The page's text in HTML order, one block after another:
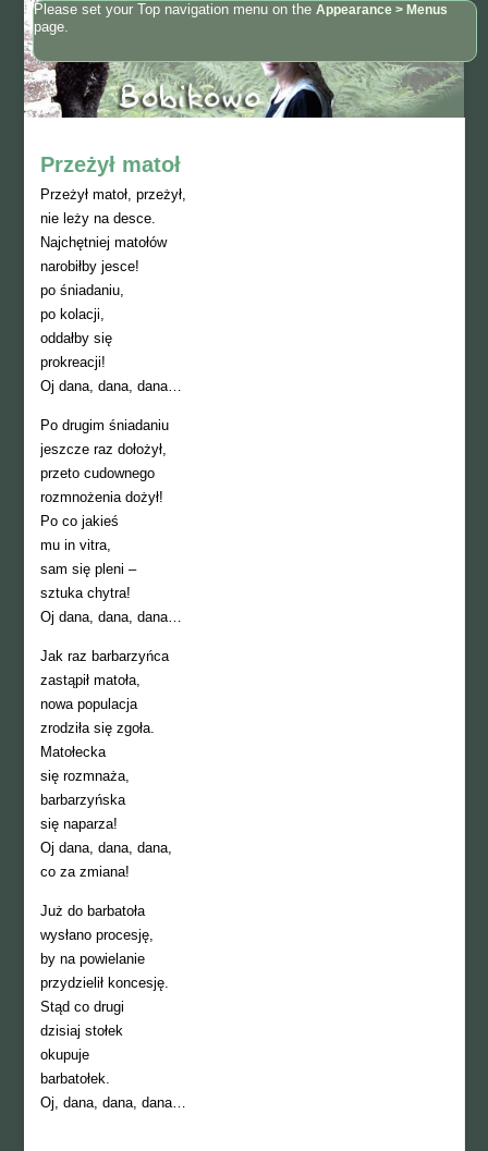
Please set your Top navigation menu on the Appearance > Menus
page.
Przeżył matoł
Przeżył matoł, przeżył,
nie leży na desce.
Najchętniej matołów
narobiłby jesce!
po śniadaniu,
po kolacji,
oddałby się
prokreacji!
Oj dana, dana, dana…
Po drugim śniadaniu
jeszcze raz dołożył,
przeto cudownego
rozmnożenia dożył!
Po co jakieś
mu in vitra,
sam się pleni –
sztuka chytra!
Oj dana, dana, dana…
Jak raz barbarzyńca
zastąpił matoła,
nowa populacja
zrodziła się zgoła.
Matołecka
się rozmnaża,
barbarzyńska
się naparza!
Oj dana, dana, dana,
co za zmiana!
Już do barbatoła
wysłano procesję,
by na powielanie
przydzielił koncesję.
Stąd co drugi
dzisiaj stołek
okupuje
barbatołek.
Oj, dana, dana, dana…